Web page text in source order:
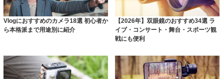
Vlogにおすすめのカメラ18選 初心者か
ら本格派まで用途別に紹介
【2026年】双眼鏡のおすすめ34選 ラ
イブ・コンサート・舞台・スポーツ観
戦にも便利